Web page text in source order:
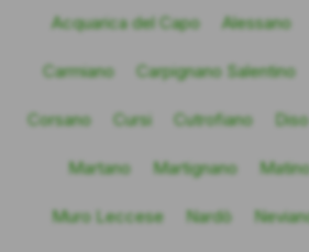
Acquarica del Capo Alessano
Carmiano Carpignano Salentino
Corsano Cursi Cutrofiano Diso
Martano Martignano
Muro Leccese Nardò